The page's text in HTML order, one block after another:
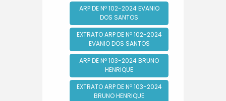
ARP DE Nº 102-2024 EVANIO
DOS SANTOS
EXTRATO ARP DE Nº 102-2024
EVANIO DOS SANTOS
ARP DE Nº 103-2024 BRUNO
HENRIQUE
EXTRATO ARP DE Nº 103-2024
BRUNO HENRIQUE